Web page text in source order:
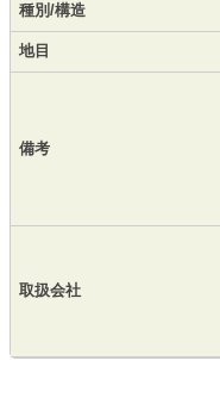
種別/構造
地目
備考
取扱会社